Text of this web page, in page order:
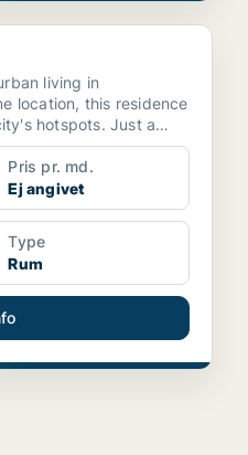
living in
location, this residence
hotspots. Just a
Pris pr. md.
Ej angivet
Type
Rum